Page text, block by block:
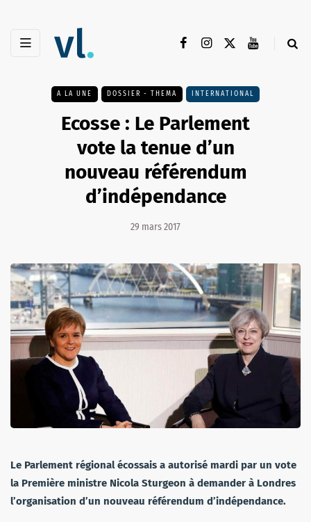
A LA UNE DOSSIER - THEMA INTERNATIONAL
Ecosse : Le Parlement
vote la tenue d’un
nouveau référendum
d’indépendance
29 mars 2017
Le Parlement régional écossais a autorisé mardi par un vote
la Première ministre Nicola Sturgeon à demander à Londres
l’organisation d’un nouveau référendum d’indépendance.